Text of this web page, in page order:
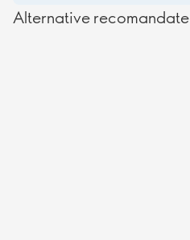
Alternative recomandate